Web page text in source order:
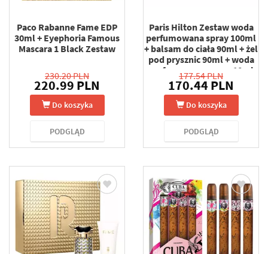
Paco Rabanne Fame EDP
30ml + Eyephoria Famous
Mascara 1 Black Zestaw
230.20 PLN
220.99 PLN
Do koszyka
PODGLĄD
Paris Hilton Zestaw woda
perfumowana spray 100ml
+ balsam do ciała 90ml + żel
pod prysznic 90ml + woda
perfumowana spray 10ml
177.54 PLN
170.44 PLN
Do koszyka
PODGLĄD